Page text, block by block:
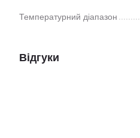
Температурний діапазон
Відгуки